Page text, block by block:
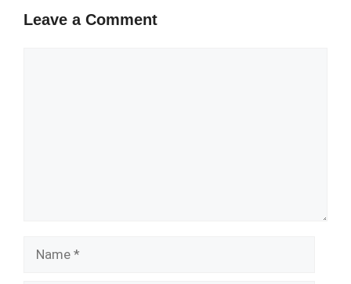
Leave a Comment
Name